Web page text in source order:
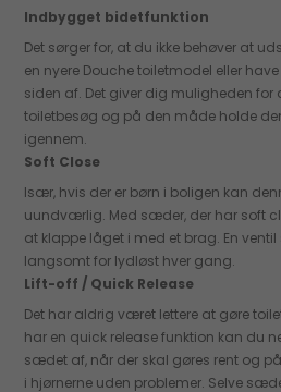
Indbygget bidetfunktion
Det sørger for, at du ikke behøver at
en nyere Douche toiletmodel eller
siden af. Det giver dig muligheden for
toiletbesøg og på den måde holde
igennem.
Soft Close
Især, hvis der er børn i boligen kan
uundværlig. Med sæder, der har soft
at klappe låget i med et brag. En ventil
langsomt for lydløst hver gang.
Lift-off / Quick Release
Det har aldrig været lettere at gøre
har en quick release funktion kan du
sædet af, når der skal gøres rent og
i hjørnerne uden problemer. Selve